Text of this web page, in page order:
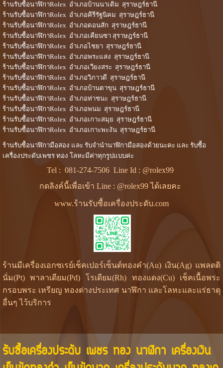
ร้านรับซื้อนาฬิกาRolex อำเภอบ้านนาเดิม สุราษฎร์ธานี
ร้านรับซื้อนาฬิกาRolex อำเภอคีรีรัฐนิคม สุราษฎร์ธานี
ร้านรับซื้อนาฬิกาRolex อำเภอดอนสัก สุราษฎร์ธานี
ร้านรับซื้อนาฬิกาRolex อำเภอเคียนซา สุราษฎร์ธานี
ร้านรับซื้อนาฬิกาRolex อำเภอไชยา สุราษฎร์ธานี
ร้านรับซื้อนาฬิกาRolex อำเภอพระแสง สุราษฎร์ธานี
ร้านรับซื้อนาฬิกาRolex อำเภอเวียงสระ สุราษฎร์ธานี
ร้านรับซื้อนาฬิกาRolex อำเภอวิภาวดี สุราษฎร์ธานี
ร้านรับซื้อนาฬิกาRolex อำเภอบ้านตาขุน สุราษฎร์ธานี
ร้านรับซื้อนาฬิกาRolex อำเภอท่าชนะ สุราษฎร์ธานี
ร้านรับซื้อนาฬิกาRolex อำเภอพนม สุราษฎร์ธานี
ร้านรับซื้อนาฬิกาRolex อำเภอเกาะสมุย สุราษฎร์ธานี
ร้านรับซื้อนาฬิกาRolex อำเภอเกาะพะงัน สุราษฎร์ธานี
ร้านรับซื้อนาฬิกามือสอง และ รับจำนำนาฬิกามือสองด้วยนะคะ และ รับซื้อ
เครื่องประดับเพชร ทอง โลหะมีค่าทุกรูปแบบค่ะ
Tel :081-274-7506 Line Id : @rolex99
กดลิงค์นี้เพื่อเข้า Line : @rolex99 ได้เลยคะ
www.ร้านรับซื้อเครื่องประดับ.com
ร้านมีเครื่องเอกซเรย์เช็คเปอร์เซ็นต์ทองคำ(Au) เงิน(Ag) แพลตติ
นั่ม(Pt) พาลาเดียม(Pd) โรเดียม(Rh) ทองแดง(Cu) เช็คเนื้อพระ
กรอบพระ เหรียญ ทองต่างประเทศ นาฬิกา และโลหะและแร่ธาตุ
อื่นๆ ไว้บริการ
รับซื้อเครื่องประดับ เพชร ทอง นาฬิกา เครื่องเงิน